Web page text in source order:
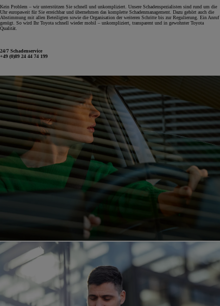
Kein Problem – wir unterstützen Sie schnell und unkompliziert. Unsere Schadenspezialisten sind rund um die
Uhr europaweit für Sie erreichbar und übernehmen das komplette Schadenmanagement. Dazu gehört auch die
Abstimmung mit allen Beteiligten sowie die Organisation der weiteren Schritte bis zur Regulierung. Ein Anruf
genügt. So wird Ihr Toyota schnell wieder mobil – unkompliziert, transparent und in gewohnter Toyota
Qualität.
24/7 Schadenservice
+49 (0)89 24 44 74 199